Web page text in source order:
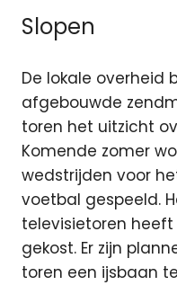
Slopen
De lokale overheid
afgebouwde
toren het uitzicht
Komende zomer
wedstrijden voor
voetbal gespeeld.
televisietoren
gekost. Er zijn
toren een ijsbaan